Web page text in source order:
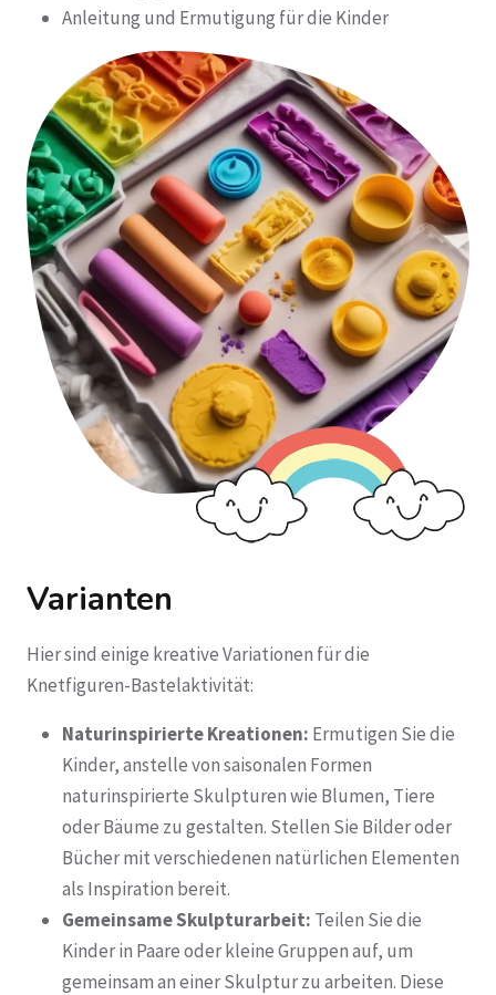
Anleitung und Ermutigung für die Kinder
Varianten
Hier sind einige kreative Variationen für die
Knetfiguren-Bastelaktivität:
Naturinspirierte Kreationen: Ermutigen Sie die
Kinder, anstelle von saisonalen Formen
naturinspirierte Skulpturen wie Blumen, Tiere
oder Bäume zu gestalten. Stellen Sie Bilder oder
Bücher mit verschiedenen natürlichen Elementen
als Inspiration bereit.
Gemeinsame Skulpturarbeit: Teilen Sie die
Kinder in Paare oder kleine Gruppen auf, um
gemeinsam an einer Skulptur zu arbeiten. Diese